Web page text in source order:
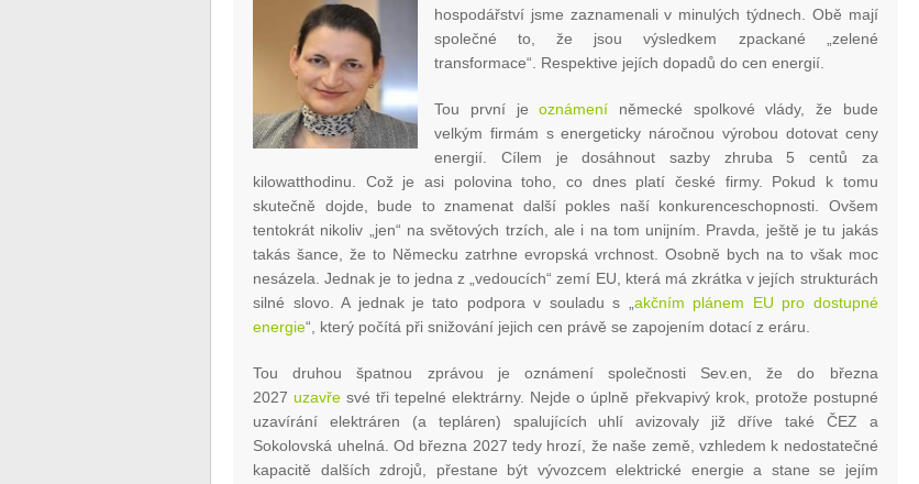
hospodářství jsme zaznamenali v minulých týdnech. Obě mají
společné to, že jsou výsledkem zpackané „zelené
transformace“. Respektive jejích dopadů do cen energií.
Tou první jeoznámení německé spolkové vlády, že bude
velkým firmám s energeticky náročnou výrobou dotovat ceny
energií. Cílem je dosáhnout sazby zhruba 5 centů za
kilowatthodinu. Což je asi polovina toho, co dnes platí české firmy. Pokud k tomu
skutečně dojde, bude to znamenat další pokles naší konkurenceschopnosti. Ovšem
tentokrát nikoliv „jen“ na světových trzích, ale i na tom unijním. Pravda, ještě je tu jakás
takás šance, že to Německu zatrhne evropská vrchnost. Osobně bych na to však moc
nesázela. Jednak je to jedna z „vedoucích“ zemí EU, která má zkrátka v jejích strukturách
silné slovo. A jednak je tato podpora v souladu s „ akčním plánem EU pro dostupné
energie“, který počítá při snižování jejich cen právě se zapojením dotací z eráru.
Tou druhou špatnou zprávou je oznámení společnosti Sev.en, že do března
2027uzavře své tři tepelné elektrárny. Nejde o úplně překvapivý krok, protože postupné
uzavírání elektráren (a tepláren) spalujících uhlí avizovaly již dříve také ČEZ a
Sokolovská uhelná. Od března 2027 tedy hrozí, že naše země, vzhledem k nedostatečné
kapacitě dalších zdrojů, přestane být vývozcem elektrické energie a stane se jejím